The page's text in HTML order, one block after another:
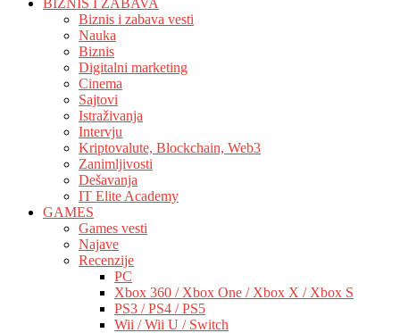
Biznis i zabava vesti
Nauka
Biznis
Digitalni marketing
Cinema
Sajtovi
Istraživanja
Intervju
Kriptovalute, Blockchain, Web3
Zanimljivosti
Dešavanja
IT Elite Academy
GAMES
Games vesti
Najave
Recenzije
PC
Xbox 360 / Xbox One / Xbox X / Xbox S
PS3 / PS4 / PS5
Wii / Wii U / Switch